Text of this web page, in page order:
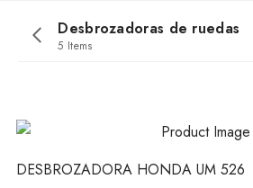
Desbrozadoras de ruedas
5 Items
DESBROZADORA HONDA UM 526